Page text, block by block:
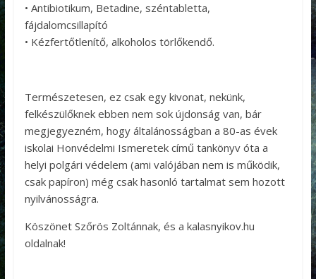
• Antibiotikum, Betadine, széntabletta,
fájdalomcsillapító
• Kézfertőtlenítő, alkoholos törlőkendő.
Természetesen, ez csak egy kivonat, nekünk,
felkészülőknek ebben nem sok újdonság van, bár
megjegyezném, hogy általánosságban a 80-as évek
iskolai Honvédelmi Ismeretek című tankönyv óta a
helyi polgári védelem (ami valójában nem is működik,
csak papíron) még csak hasonló tartalmat sem hozott
nyilvánosságra.
Köszönet Szőrös Zoltánnak, és a kalasnyikov.hu
oldalnak!